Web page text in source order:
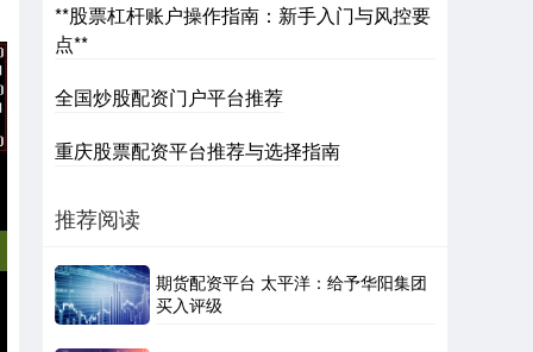
**股票杠杆账户操作指南：新手入门与风控要
点**
全国炒股配资门户平台推荐
重庆股票配资平台推荐与选择指南
推荐阅读
期货配资平台 太平洋：给予华阳集团
买入评级